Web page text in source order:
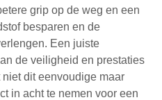
grip op de weg en een
besparen en de
Een juiste
de veiligheid en prestaties
dit eenvoudige maar
in acht te nemen voor een